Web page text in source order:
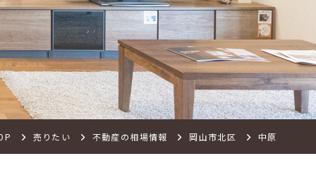
売りたい 不動産の相場情報 岡山市北区 中原